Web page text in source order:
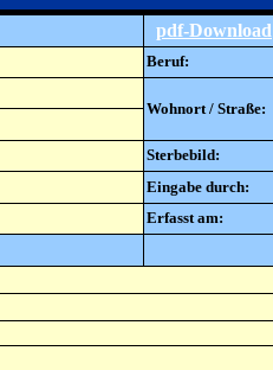
pdf-Download
Beruf:
Wohnort / Straße:
Sterbebild:
Eingabe durch:
Erfasst am: